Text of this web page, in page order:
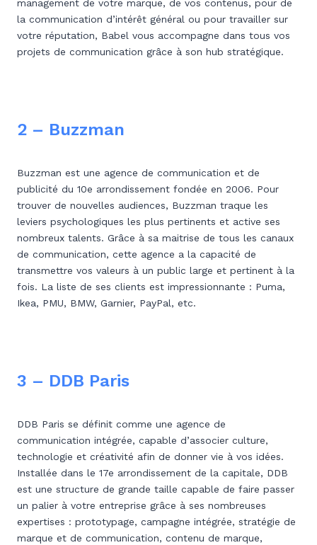
management de votre marque, de vos contenus, pour de
la communication d’intérêt général ou pour travailler sur
votre réputation, Babel vous accompagne dans tous vos
projets de communication grâce à son hub stratégique.
2 – Buzzman
Buzzman est une agence de communication et de
publicité du 10e arrondissement fondée en 2006. Pour
trouver de nouvelles audiences, Buzzman traque les
leviers psychologiques les plus pertinents et active ses
nombreux talents. Grâce à sa maitrise de tous les canaux
de communication, cette agence a la capacité de
transmettre vos valeurs à un public large et pertinent à la
fois. La liste de ses clients est impressionnante : Puma,
Ikea, PMU, BMW, Garnier, PayPal, etc.
3 – DDB Paris
DDB Paris se définit comme une agence de
communication intégrée, capable d’associer culture,
technologie et créativité afin de donner vie à vos idées.
Installée dans le 17e arrondissement de la capitale, DDB
est une structure de grande taille capable de faire passer
un palier à votre entreprise grâce à ses nombreuses
expertises : prototypage, campagne intégrée, stratégie de
marque et de communication, contenu de marque,